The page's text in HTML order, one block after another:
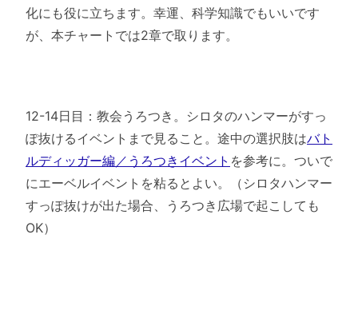
化にも役に立ちます。幸運、科学知識でもいいです
が、本チャートでは2章で取ります。
12-14日目：教会うろつき。シロタのハンマーがすっ
ぽ抜けるイベントまで見ること。途中の選択肢はバト
ルディッガー編／うろつきイベント を参考に。 ついで
にエーベルイベントを粘るとよい。（シロタハンマー
すっぽ抜けが出た場合、うろつき広場で起こしても
OK）